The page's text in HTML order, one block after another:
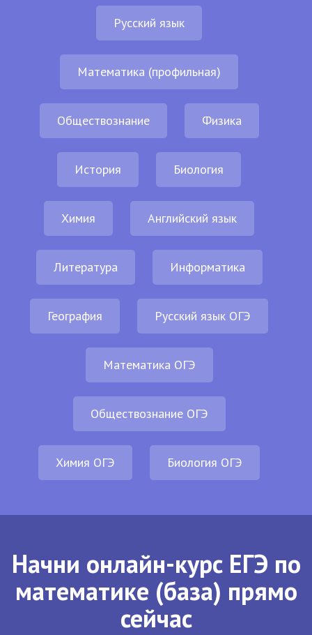
Русский язык
Математика (профильная)
Обществознание Физика
История Биология
Химия Английский язык
Литература Информатика
География Русский язык ОГЭ
Математика ОГЭ
Обществознание ОГЭ
Химия ОГЭ Биология ОГЭ
Начни онлайн-курс ЕГЭ по
математике (база) прямо
сейчас